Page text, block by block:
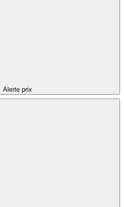
Alerte prix